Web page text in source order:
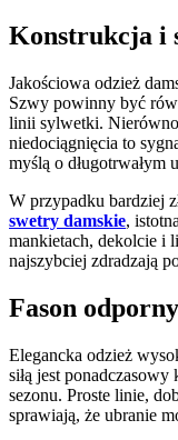
Konstrukcja i
Jakościowa odzież
Szwy powinny być
linii sylwetki.
niedociągnięcia to
myślą o długotrwałym
W przypadku bardziej
swetry damskie,
mankietach, dekolcie i
najszybciej zdradzają
Fason
Elegancka odzież
siłą jest
sezonu. Proste linie,
sprawiają, że ubranie